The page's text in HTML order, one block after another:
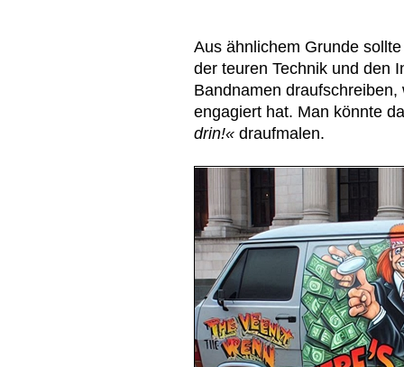
Aus ähnlichem Grunde
der teuren Technik und den
Bandnamen
engagiert hat. Man könnte
drin!« draufmalen.